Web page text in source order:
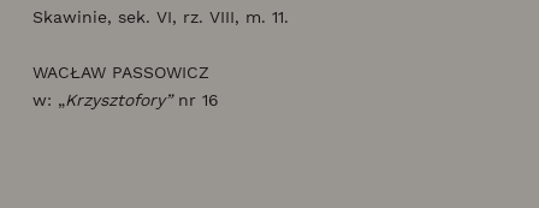
Skawinie, sek. VI, rz. VIII, m. 11.
WACŁAW PASSOWICZ
w: „Krzysztofory”nr 16